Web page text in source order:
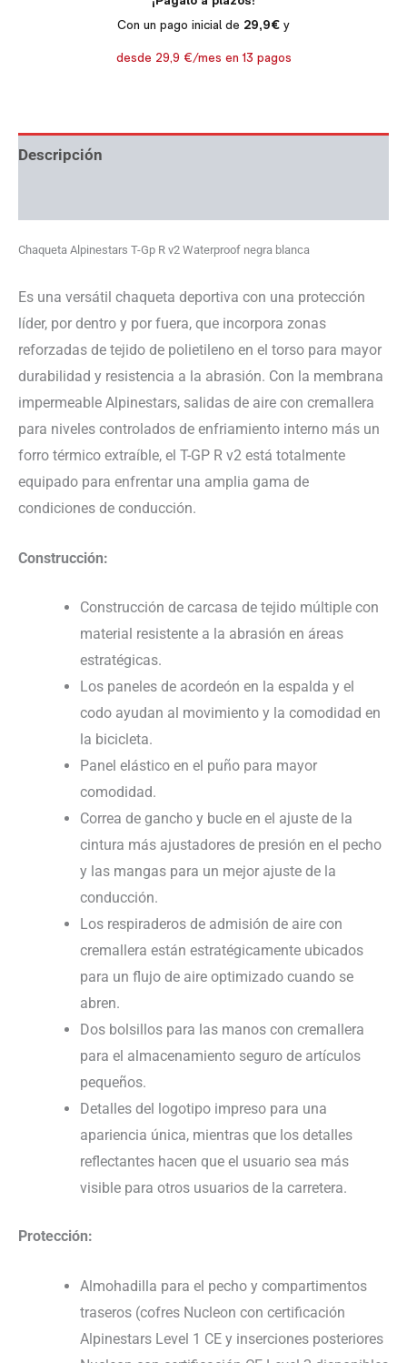
Descripción
Chaqueta Alpinestars T-Gp R v2 Waterproof negra blanca
Es una versátil chaqueta deportiva con una protección
líder, por dentro y por fuera, que incorpora zonas
reforzadas de tejido de polietileno en el torso para mayor
durabilidad y resistencia a la abrasión. Con la membrana
impermeable Alpinestars, salidas de aire con cremallera
para niveles controlados de enfriamiento interno más un
forro térmico extraíble, el T-GP R v2 está totalmente
equipado para enfrentar una amplia gama de
condiciones de conducción.
Construcción:
Construcción de carcasa de tejido múltiple con
material resistente a la abrasión en áreas
estratégicas.
Los paneles de acordeón en la espalda y el
codo ayudan al movimiento y la comodidad en
la bicicleta.
Panel elástico en el puño para mayor
comodidad.
Correa de gancho y bucle en el ajuste de la
cintura más ajustadores de presión en el pecho
y las mangas para un mejor ajuste de la
conducción.
Los respiraderos de admisión de aire con
cremallera están estratégicamente ubicados
para un flujo de aire optimizado cuando se
abren.
Dos bolsillos para las manos con cremallera
para el almacenamiento seguro de artículos
pequeños.
Detalles del logotipo impreso para una
apariencia única, mientras que los detalles
reflectantes hacen que el usuario sea más
visible para otros usuarios de la carretera.
Protección:
Almohadilla para el pecho y compartimentos
traseros (cofres Nucleon con certificación
Alpinestars Level 1 CE y inserciones posteriores